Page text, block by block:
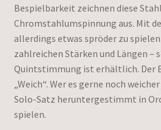
Bespielbarkeit zeichnen diese
Chromstahlumspinnung aus. Mit
allerdings etwas spröder zu
zahlreichen Stärken und Längen –
Quintstimmung ist erhältlich. Der
„Weich“. Wer es gerne noch
Solo-Satz heruntergestimmt in
spielen.